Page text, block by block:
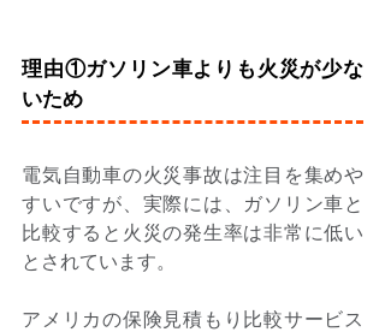
理由①ガソリン車よりも火災が少な
いため
電気自動車の火災事故は注目を集めや
すいですが、実際には、ガソリン車と
比較すると火災の発生率は非常に低い
とされています。
アメリカの保険見積もり比較サービス